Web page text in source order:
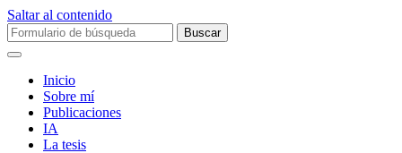
Saltar al contenido
Buscar:
Inicio
Sobre mí­
Publicaciones
IA
La tesis